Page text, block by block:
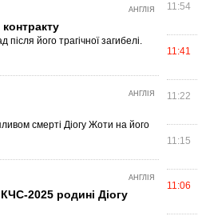
АНГЛІЯ
його трагічної загибелі.
АНГЛІЯ
смерті Діогу Жоти на його
АНГЛІЯ
2025 родині Діогу
11:54
11:41
11:22
11:15
11:06